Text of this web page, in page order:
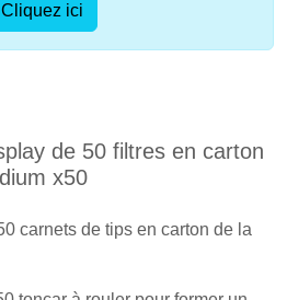
Cliquez ici
de 50 filtres en carton
x50
carnets de tips en carton de la